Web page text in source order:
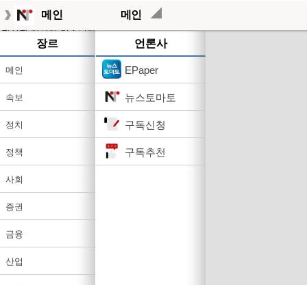
메인 메인
장르
메인
속보
정치
정책
사회
증권
금융
산업
언론사
EPaper
뉴스토마토
구독신청
구독추천
작성된 기사가 없습니다.